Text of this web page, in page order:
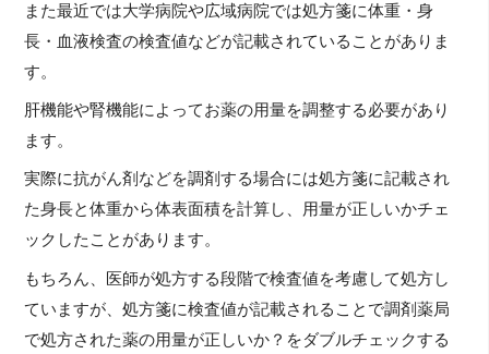
また最近では大学病院や広域病院では処方箋に体重・身
長・血液検査の検査値などが記載されていることがありま
す。
肝機能や腎機能によってお薬の用量を調整する必要があり
ます。
実際に抗がん剤などを調剤する場合には処方箋に記載され
た身長と体重から体表面積を計算し、用量が正しいかチェ
ックしたことがあります。
もちろん、医師が処方する段階で検査値を考慮して処方し
ていますが、処方箋に検査値が記載されることで調剤薬局
で処方された薬の用量が正しいか？をダブルチェックする